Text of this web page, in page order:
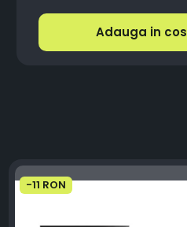
Adauga in cos
-11 RON